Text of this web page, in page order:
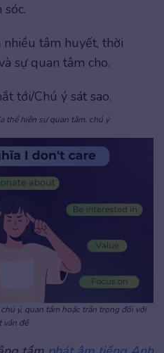
sóc.
nhiều tâm huyết, thời
sự quan tâm cho.
tới/Chú ý sát sao.
thể hiện sự quan tâm, chú ý
ý, quan tâm hoặc trân trọng đối với
vấn đề